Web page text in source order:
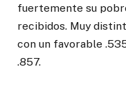
fuertemente su
recibidos. Muy
con un favorable
.857.